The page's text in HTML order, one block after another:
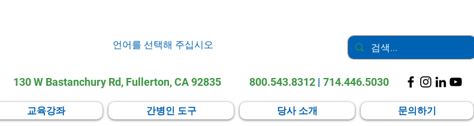
언어를 선택해 주십시오
130 W Bastanchury Rd, Fullerton, CA 92835 800.543.8312 | 714.446.5030
교육강좌 간병인 도구 당사 소개 문의하기